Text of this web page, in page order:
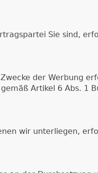
Sie sind,
der Werbung
Artikel 6 Abs. 1
wir unterliegen,